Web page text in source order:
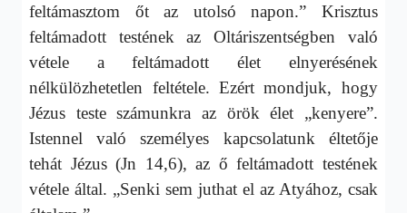
feltámasztom őt az utolsó napon.” Krisztus
feltámadott testének az Oltáriszentségben való
vétele a feltámadott élet elnyerésének
nélkülözhetetlen feltétele. Ezért mondjuk, hogy
Jézus teste számunkra az örök élet „kenyere”.
Istennel való személyes kapcsolatunk éltetője
tehát Jézus (Jn 14,6), az ő feltámadott testének
vétele által. „Senki sem juthat el az Atyához, csak